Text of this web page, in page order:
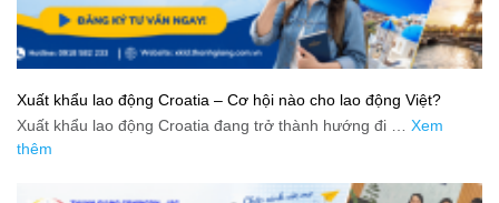
Xuất khẩu lao động Croatia – Cơ hội nào cho lao động Việt?
Xuất khẩu lao động Croatia đang trở thành hướng đi … Xem
thêm